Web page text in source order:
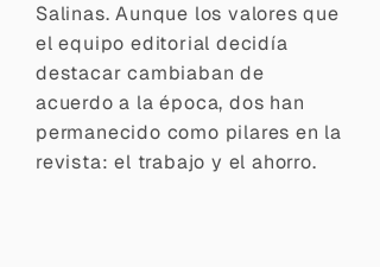
Salinas. Aunque los valores que
el equipo editorial decidía
destacar cambiaban de
acuerdo a la época, dos han
permanecido como pilares en la
revista: el trabajo y el ahorro.